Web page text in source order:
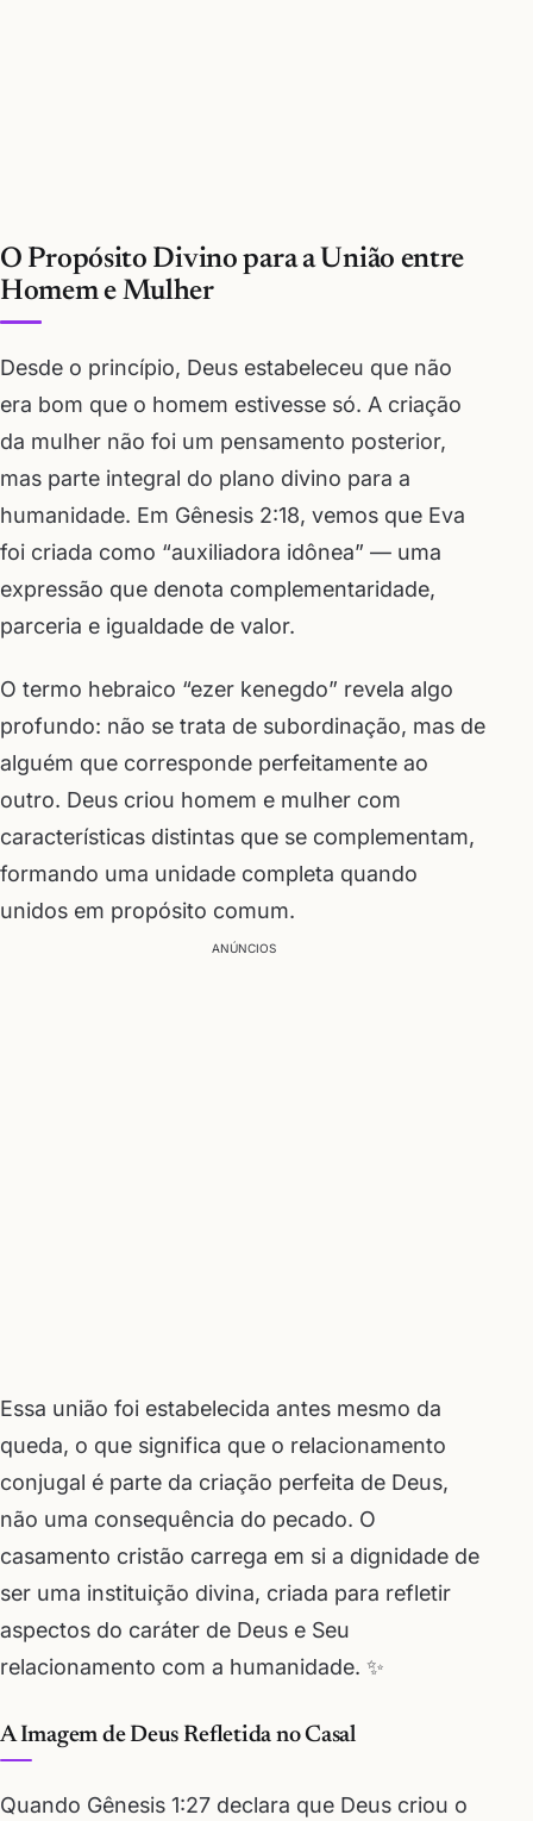
O Propósito Divino para a União entre
Homem e Mulher
Desde o princípio, Deus estabeleceu que não
era bom que o homem estivesse só. A criação
da mulher não foi um pensamento posterior,
mas parte integral do plano divino para a
humanidade. Em Gênesis 2:18, vemos que Eva
foi criada como “auxiliadora idônea” — uma
expressão que denota complementaridade,
parceria e igualdade de valor.
O termo hebraico “ezer kenegdo” revela algo
profundo: não se trata de subordinação, mas de
alguém que corresponde perfeitamente ao
outro. Deus criou homem e mulher com
características distintas que se complementam,
formando uma unidade completa quando
unidos em propósito comum.
ANÚNCIOS
Essa união foi estabelecida antes mesmo da
queda, o que significa que o relacionamento
conjugal é parte da criação perfeita de Deus,
não uma consequência do pecado. O
casamento cristão carrega em si a dignidade de
ser uma instituição divina, criada para refletir
aspectos do caráter de Deus e Seu
relacionamento com a humanidade. ✨
A Imagem de Deus Refletida no Casal
Quando Gênesis 1:27 declara que Deus criou o